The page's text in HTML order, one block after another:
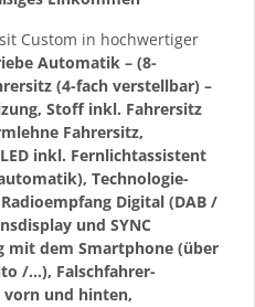
Custom in hochwertiger
Automatik – (8-
(4-fach verstellbar) –
Stoff inkl. Fahrersitz
Fahrersitz,
inkl. Fernlichtassistent
Technologie-
Digital (DAB /
und SYNC
mit dem Smartphone (über
/…), Falschfahrer-
und hinten,